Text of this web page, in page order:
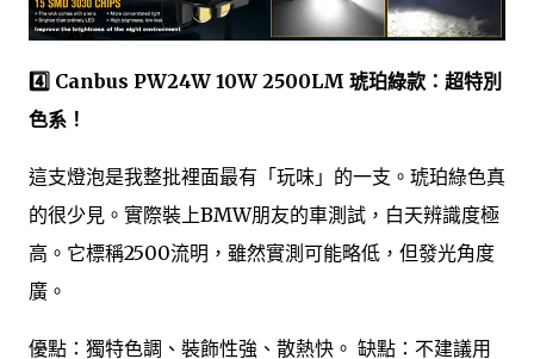
4️⃣ Canbus PW24W 10W 2500LM 琥珀綠款：超特別
色系！
這支燈泡是我整批裡面最有「玩味」的一支。琥珀綠色真
的很少見。實際裝上BMW朋友的車測試，白天辨識度極
高。它標稱2500流明，雖然實測可能略低，但發光角度
廣。
優點：獨特色調、裝飾性強、散熱快。 缺點：不建議用